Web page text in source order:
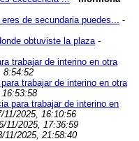
de secundaria puedes... -
obtuviste la plaza-
trabajar de interino en otra
8:54:52
trabajar de interino en otra
para trabajar de interino en
11/2025, 16:10:56
11/2025, 17:36:59
11/2025, 21:58:40